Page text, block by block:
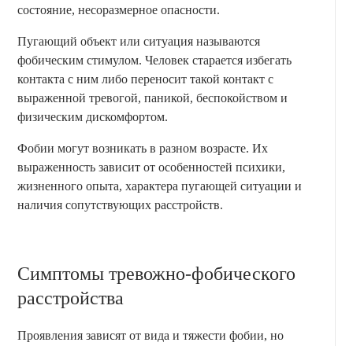
состояние, несоразмерное опасности.
Пугающий объект или ситуация называются
фобическим стимулом. Человек старается избегать
контакта с ним либо переносит такой контакт с
выраженной тревогой, паникой, беспокойством и
физическим дискомфортом.
Фобии могут возникать в разном возрасте. Их
выраженность зависит от особенностей психики,
жизненного опыта, характера пугающей ситуации и
наличия сопутствующих расстройств.
Симптомы тревожно-фобического
расстройства
Проявления зависят от вида и тяжести фобии, но